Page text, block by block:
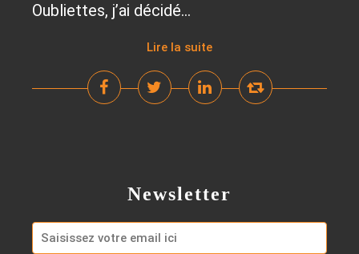
Oubliettes, j’ai décidé...
Lire la suite
Newsletter